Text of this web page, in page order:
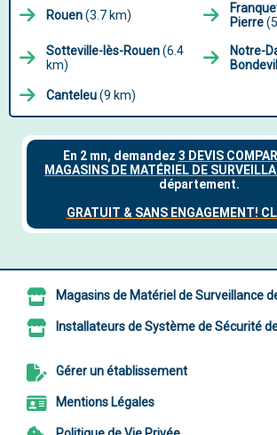
Rouen(3.7 km)
Pierre
Sotteville-lès-Rouen(6.4
km)
Notre-
Canteleu(9 km)
Magasins de Matériel de Surveillance
Installateurs de Système de Sécurité
Gérer un établissement
Mentions Légales